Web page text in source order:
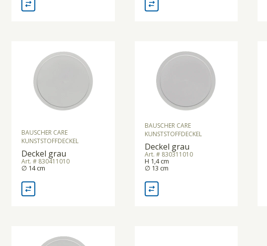
BAUSCHER CARE
KUNSTSTOFFDECKEL
Deckel grau
Art. # 830411010
∅ 14 cm
BAUSCHER CARE
KUNSTSTOFFDECKEL
Deckel grau
Art. # 830311010
H 1,4 cm
∅ 13 cm